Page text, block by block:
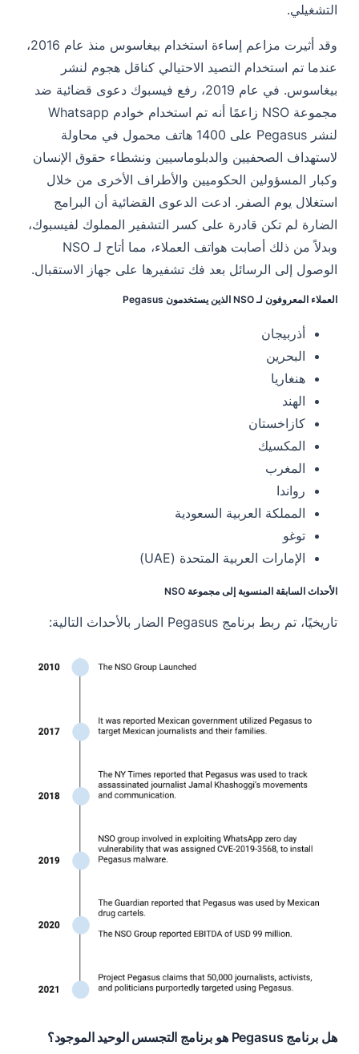
التشغيلي.
وقد أثيرت مزاعم إساءة استخدام بيغاسوس منذ عام 2016،
عندما تم استخدام التصيد الاحتيالي كناقل هجوم لنشر
بيغاسوس. في عام 2019، رفع فيسبوك دعوى قضائية ضد
مجموعة NSO زاعمًا أنه تم استخدام خوادم Whatsapp
لنشر Pegasus على 1400 هاتف محمول في محاولة
لاستهداف الصحفيين والدبلوماسيين ونشطاء حقوق الإنسان
وكبار المسؤولين الحكوميين والأطراف الأخرى من خلال
استغلال يوم الصفر. ادعت الدعوى القضائية أن البرامج
الضارة لم تكن قادرة على كسر التشفير المملوك لفيسبوك،
وبدلاً من ذلك أصابت هواتف العملاء، مما أتاح لـ NSO
الوصول إلى الرسائل بعد فك تشفيرها على جهاز الاستقبال.
العملاء المعروفون لـ NSO الذين يستخدمون Pegasus
أذربيجان
البحرين
هنغاريا
الهند
كازاخستان
المكسيك
المغرب
رواندا
المملكة العربية السعودية
توغو
الإمارات العربية المتحدة (UAE)
الأحداث السابقة المنسوبة إلى مجموعة NSO
تاريخيًا، تم ربط برنامج Pegasus الضار بالأحداث التالية:
هل برنامج Pegasus هو برنامج التجسس الوحيد الموجود؟